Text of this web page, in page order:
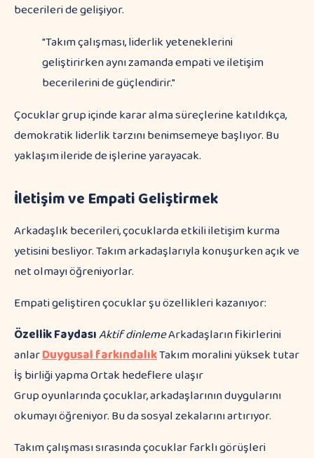
becerileri de gelişiyor.
"Takım çalışması, liderlik yeteneklerini
geliştirirken aynı zamanda empati ve iletişim
becerilerini de güçlendirir."
Çocuklar grup içinde karar alma süreçlerine katıldıkça,
demokratik liderlik tarzını benimsemeye başlıyor. Bu
yaklaşım ileride de işlerine yarayacak.
İletişim ve Empati Geliştirmek
Arkadaşlık becerileri, çocuklarda etkili iletişim kurma
yetisini besliyor. Takım arkadaşlarıyla konuşurken açık ve
net olmayı öğreniyorlar.
Empati geliştiren çocuklar şu özellikleri kazanıyor:
ÖzellikFaydasıAktif dinlemeArkadaşların fikirlerini
anlarDuygusal farkındalıkTakım moralini yüksek tutar
İş birliği yapma Ortak hedeflere ulaşır
Grup oyunlarında çocuklar, arkadaşlarının duygularını
okumayı öğreniyor. Bu da sosyal zekalarını artırıyor.
Takım çalışması sırasında çocuklar farklı görüşleri